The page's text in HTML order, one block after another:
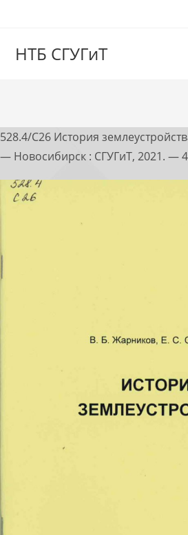
НТБ СГУГиТ
528.4/С26 История
— Новосибирск : СГУГиТ, 2021. —